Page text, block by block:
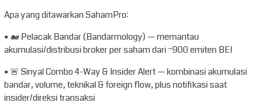
Apa yang ditawarkan SahamPro:
• 🐋 Pelacak Bandar (Bandarmology) — memantau
akumulasi/distribusi broker per saham dari ~900 emiten BEI
• 🚨 Sinyal Combo 4-Way & Insider Alert — kombinasi akumulasi
bandar, volume, teknikal & foreign flow, plus notifikasi saat
insider/direksi transaksi